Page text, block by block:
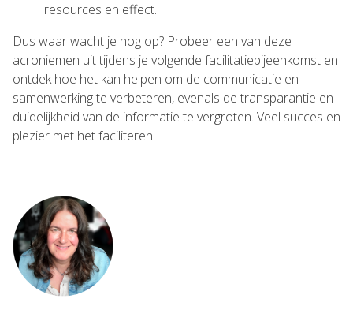
resources en effect.
Dus waar wacht je nog op? Probeer een van deze
acroniemen uit tijdens je volgende facilitatiebijeenkomst en
ontdek hoe het kan helpen om de communicatie en
samenwerking te verbeteren, evenals de transparantie en
duidelijkheid van de informatie te vergroten. Veel succes en
plezier met het faciliteren!